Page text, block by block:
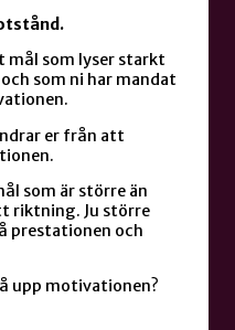
mål som lyser starkt
som ni har mandat
er från att
som är större än
riktning. Ju större
prestationen och
upp motivationen?